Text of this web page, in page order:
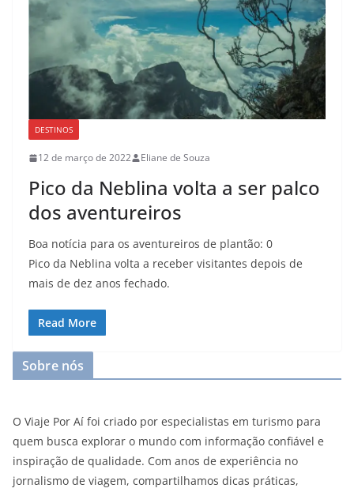
DESTINOS
12 de março de 2022 Eliane de Souza
Pico da Neblina volta a ser palco
dos aventureiros
Boa notícia para os aventureiros de plantão: 0
Pico da Neblina volta a receber visitantes depois de
mais de dez anos fechado.
Read More
Sobre nós
O Viaje Por Aí foi criado por especialistas em turismo para
quem busca explorar o mundo com informação confiável e
inspiração de qualidade. Com anos de experiência no
jornalismo de viagem, compartilhamos dicas práticas,